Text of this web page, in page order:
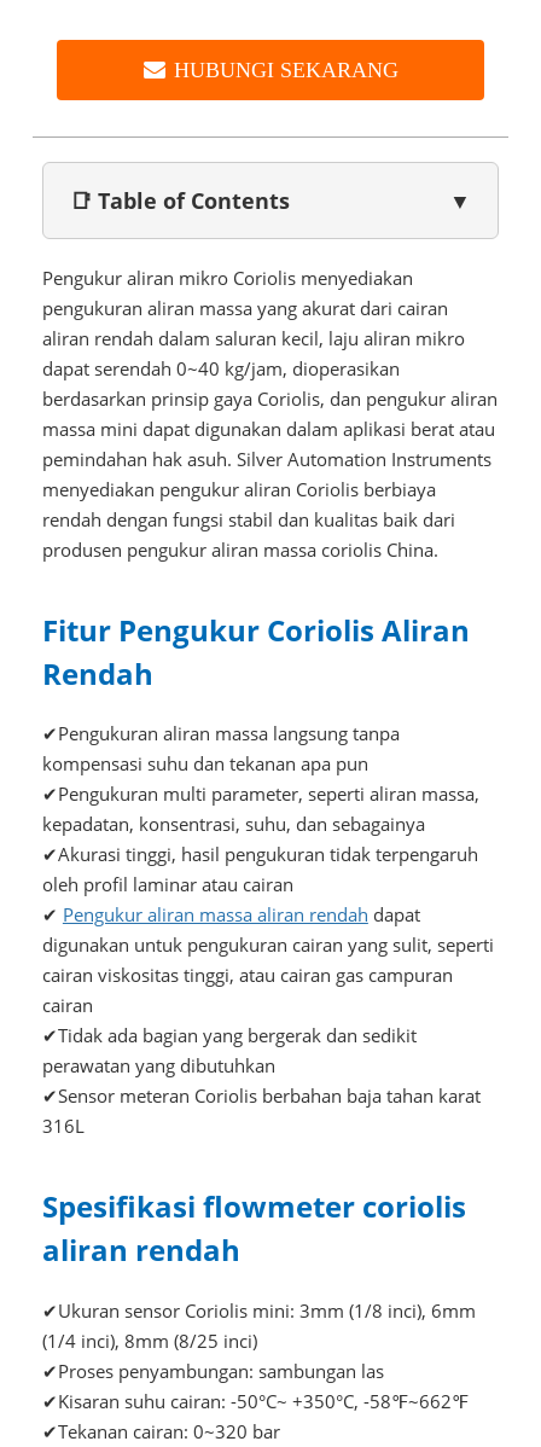
HUBUNGI SEKARANG
📑 Table of Contents ▼
Pengukur aliran mikro Coriolis menyediakan
pengukuran aliran massa yang akurat dari cairan
aliran rendah dalam saluran kecil, laju aliran mikro
dapat serendah 0~40 kg/jam, dioperasikan
berdasarkan prinsip gaya Coriolis, dan pengukur aliran
massa mini dapat digunakan dalam aplikasi berat atau
pemindahan hak asuh. Silver Automation Instruments
menyediakan pengukur aliran Coriolis berbiaya
rendah dengan fungsi stabil dan kualitas baik dari
produsen pengukur aliran massa coriolis China.
Fitur Pengukur Coriolis Aliran
Rendah
✔Pengukuran aliran massa langsung tanpa
kompensasi suhu dan tekanan apa pun
✔Pengukuran multi parameter, seperti aliran massa,
kepadatan, konsentrasi, suhu, dan sebagainya
✔Akurasi tinggi, hasil pengukuran tidak terpengaruh
oleh profil laminar atau cairan
✔ Pengukur aliran massa aliran rendah dapat
digunakan untuk pengukuran cairan yang sulit, seperti
cairan viskositas tinggi, atau cairan gas campuran
cairan
✔Tidak ada bagian yang bergerak dan sedikit
perawatan yang dibutuhkan
✔Sensor meteran Coriolis berbahan baja tahan karat
316L
Spesifikasi flowmeter coriolis
aliran rendah
✔Ukuran sensor Coriolis mini: 3mm (1/8 inci), 6mm
(1/4 inci), 8mm (8/25 inci)
✔Proses penyambungan: sambungan las
✔Kisaran suhu cairan: -50°C~ +350°C, -58℉~662℉
✔Tekanan cairan: 0~320 bar